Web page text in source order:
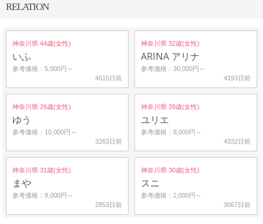
RELATION
神奈川県 44歳(女性)
いふ
参考価格：5,000円～
4515日前
神奈川県 32歳(女性)
ARINA アリナ
参考価格：30,000円～
4193日前
神奈川県 26歳(女性)
ゆう
参考価格：10,000円～
3263日前
神奈川県 39歳(女性)
ユリエ
参考価格：8,000円～
4332日前
神奈川県 31歳(女性)
まや
参考価格：8,000円～
2853日前
神奈川県 30歳(女性)
スニ
参考価格：2,000円～
3067日前